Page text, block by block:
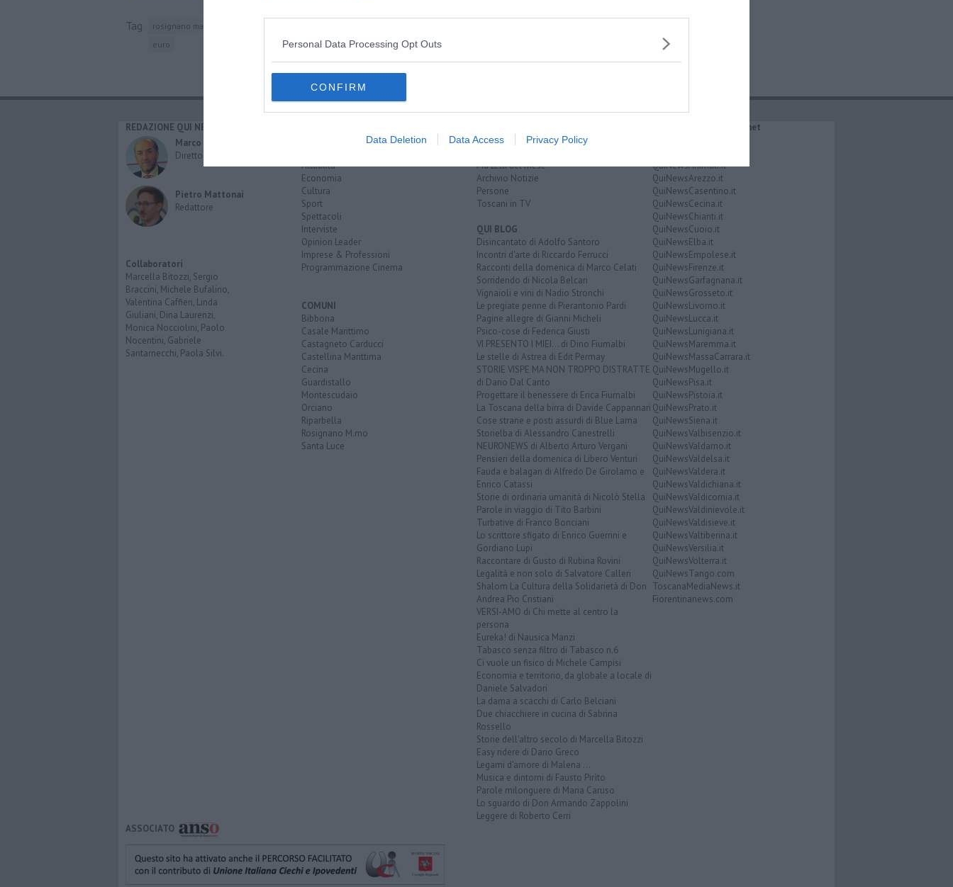
Personal Data Processing Opt Outs
CONFIRM
Data Deletion Data Access Privacy Policy
Tag rosignano marittimo
euro
REDAZIONE QUI NEWS
Marco Migli
Direttore Responsabile
Pietro Mattonai
Redattore
Collaboratori
Marcella Bitozzi, Sergio
Braccini, Michele Bufalino,
Valentina Caffieri, Linda
Giuliani, Dina Laurenzi,
Monica Nocciolini, Paolo
Nocentini, Gabriele
Santarnecchi, Paola Silvi.
Attualità
Economia
Cultura
Sport
Spettacoli
Interviste
Opinion Leader
Imprese & Professioni
Programmazione Cinema
COMUNI
Bibbona
Casale Marittimo
Castagneto Carducci
Castellina Marittima
Cecina
Guardistallo
Montescudaio
Orciano
Riparbella
Rosignano M.mo
Santa Luce
Le notizie di oggi
Più Letti del mese
Archivio Notizie
Persone
Toscani in TV
QUI BLOG
Disincantato di Adolfo Santoro
Incontri d'arte di Riccardo Ferrucci
Racconti della domenica di Marco Celati
Sorridendo di Nicola Belcari
Vignaioli e vini di Nadio Stronchi
Le pregiate penne di Pierantonio Pardi
Pagine allegre di Gianni Micheli
Psico-cose di Federica Giusti
VI PRESENTO I MIEI... di Dino Fiumalbi
Le stelle di Astrea di Edit Permay
STORIE VISPE MA NON TROPPO DISTRATTE
di Dario Dal Canto
Progettare il benessere di Erica Fiumalbi
La Toscana della birra di Davide Cappannari
Cose strane e posti assurdi di Blue Lama
Storielba di Alessandro Canestrelli
NEURONEWS di Alberto Arturo Vergani
Pensieri della domenica di Libero Venturi
Fauda e balagan di Alfredo De Girolamo e
Enrico Catassi
Storie di ordinaria umanità di Nicolò Stella
Parole in viaggio di Tito Barbini
Turbative di Franco Bonciani
Lo scrittore sfigato di Enrico Guerrini e
Gordiano Lupi
Raccontare di Gusto di Rubina Rovini
Legalità e non solo di Salvatore Calleri
Shalom La Cultura della Solidarietà di Don
Andrea Pio Cristiani
VERSI-AMO di Chi mette al centro la
persona
Eureka! di Nausica Manzi
Tabasco senza filtro di Tabasco n.6
Ci vuole un fisico di Michele Campisi
Economia e territorio, da globale a locale di
Daniele Salvadori
La dama a scacchi di Carlo Belciani
Due chiacchiere in cucina di Sabrina
Rossello
Storie dell'altro secolo di Marcella Bitozzi
Easy ridere di Dario Greco
Legami d'amore di Malena ...
Musica e dintorni di Fausto Pirìto
Parole milonguere di Maria Caruso
Lo sguardo di Don Armando Zappolini
Leggere di Roberto Cerri
IL NETWORK QuiNews.net
QuiNewsAnimali.it
QuiNewsArezzo.it
QuiNewsCasentino.it
QuiNewsCecina.it
QuiNewsChianti.it
QuiNewsCuoio.it
QuiNewsElba.it
QuiNewsEmpolese.it
QuiNewsFirenze.it
QuiNewsGarfagnana.it
QuiNewsGrosseto.it
QuiNewsLivorno.it
QuiNewsLucca.it
QuiNewsLunigiana.it
QuiNewsMaremma.it
QuiNewsMassaCarrara.it
QuiNewsMugello.it
QuiNewsPisa.it
QuiNewsPistoia.it
QuiNewsPrato.it
QuiNewsSiena.it
QuiNewsValbisenzio.it
QuiNewsValdarno.it
QuiNewsValdelsa.it
QuiNewsValdera.it
QuiNewsValdichiana.it
QuiNewsValdicornia.it
QuiNewsValdinievole.it
QuiNewsValdisieve.it
QuiNewsValtiberina.it
QuiNewsVersilia.it
QuiNewsVolterra.it
QuiNewsTango.com
ToscanaMediaNews.it
Fiorentinanews.com
ASSOCIATO